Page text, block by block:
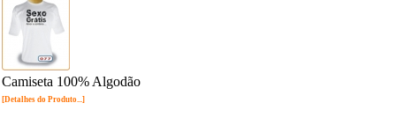
Camiseta 100% Algodão
[Detalhes do Produto...]